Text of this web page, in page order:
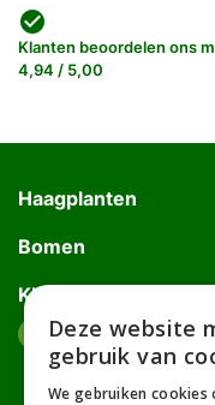
check_circle
Klanten beoordelen ons
4,94 / 5,00
Haagplanten
Bomen
Klantenservice
Afhaaladres
Deurningerweg
(op afspraak!)
Deze website
gebruik van
We gebruiken cookies